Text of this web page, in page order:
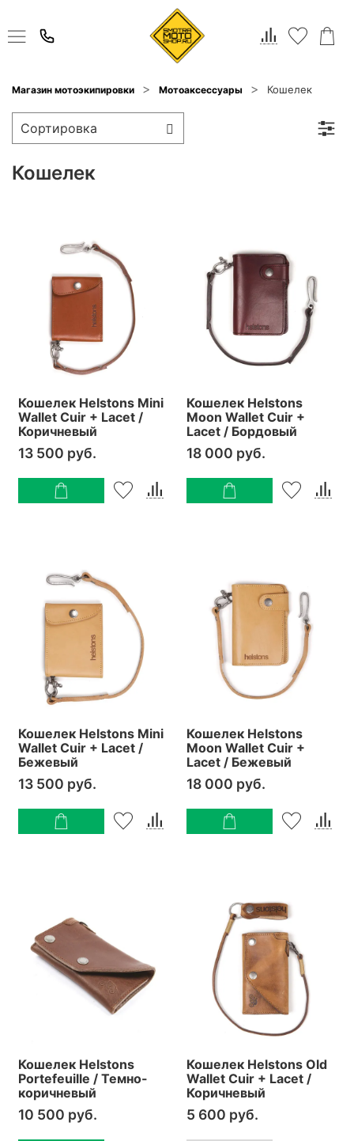
Магазин мотоэкипировки Мотоаксессуары Кошелек
Кошелек
Кошелек Helstons Mini
Wallet Cuir + Lacet /
Коричневый
13 500 руб.
Кошелек Helstons
Moon Wallet Cuir +
Lacet / Бордовый
18 000 руб.
Кошелек Helstons Mini
Wallet Cuir + Lacet /
Бежевый
13 500 руб.
Кошелек Helstons
Moon Wallet Cuir +
Lacet / Бежевый
18 000 руб.
Кошелек Helstons
Portefeuille / Темно-
коричневый
10 500 руб.
Кошелек Helstons Old
Wallet Cuir + Lacet /
Коричневый
5 600 руб.